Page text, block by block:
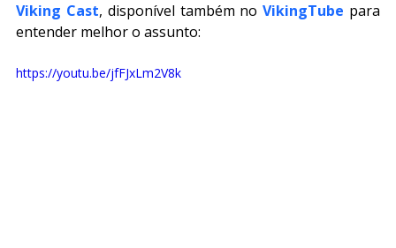
Viking Cast, disponível também no VikingTube para
entender melhor o assunto:
https://youtu.be/jfFJxLm2V8k